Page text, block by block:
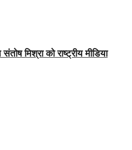
मिश्रा को राष्ट्रीय मीडिया